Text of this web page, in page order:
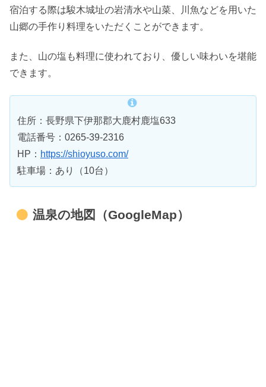
宿泊する際は駿木城址の岩清水や山菜、川魚などを用いた
山郷の手作り料理をいただくことができます。
また、山の塩も料理に使われており、優しい味わいを堪能
できます。
住所：長野県下伊那郡大鹿村鹿塩633
電話番号：0265-39-2316
HP： https://shioyuso.com/
駐車場：あり（10台）
温泉の地図（GoogleMap）